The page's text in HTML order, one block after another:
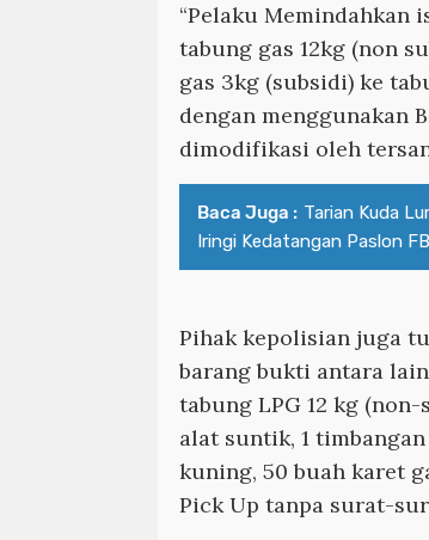
“Pelaku Memindahkan
tabung gas 12kg (non
gas 3kg (subsidi) ke
dengan menggunakan
dimodifikasi oleh
Baca Juga : Tarian Kuda
Iringi Kedatangan Paslon
Pihak kepolisian juga
barang bukti antara
tabung LPG 12 kg (non-
alat suntik, 1
kuning, 50 buah karet
Pick Up tanpa surat-